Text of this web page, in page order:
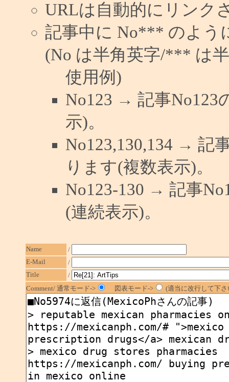
URLは自動的にリンク
記事中に No*** のよう
(No は半角英字/*** は
使用例)
No123 → 記事No123
示)。
No123,130,134 → 記
ります(複数表示)。
No123-130 → 記事
(連続表示)。
Name
/
E-Mail
/
Title
/
Comment/ 通常モード->
図表モード-> (適当に改行して下